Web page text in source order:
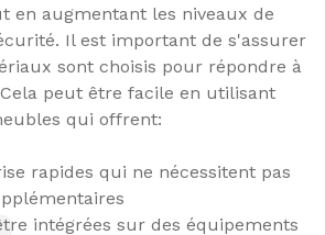
en augmentant les niveaux de
Il est important de s'assurer
sont choisis pour répondre à
peut être facile en utilisant
qui offrent:
rapides qui ne nécessitent pas
intégrées sur des équipements